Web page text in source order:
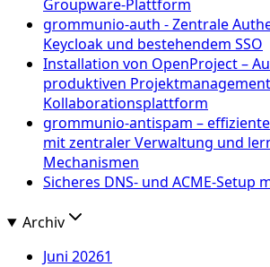
Groupware-Plattform
grommunio-auth - Zentrale
Keycloak und bestehendem SSO
Installation von OpenProject –
produktiven
Kollaborationsplattform
grommunio-antispam –
mit zentraler Verwaltung und
Mechanismen
Sicheres DNS- und ACME-Setup
Archiv
Juni 20261